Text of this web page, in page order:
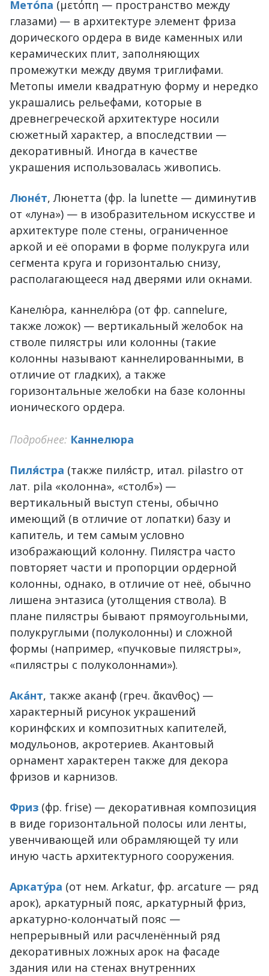
Мето́па (μετόπη — пространство между
глазами) — в архитектуре элемент фриза
дорического ордера в виде каменных или
керамических плит, заполняющих
промежутки между двумя триглифами.
Метопы имели квадратную форму и нередко
украшались рельефами, которые в
древнегреческой архитектуре носили
сюжетный характер, а впоследствии —
декоративный. Иногда в качестве
украшения использовалась живопись.
Люне́т, Люнетта (фр. la lunette — диминутив
от «луна») — в изобразительном искусстве и
архитектуре поле стены, ограниченное
аркой и её опорами в форме полукруга или
сегмента круга и горизонталью снизу,
располагающееся над дверями или окнами.
Канелю́ра, каннелю́ра (от фр. cannelure,
также ложок) — вертикальный желобок на
стволе пилястры или колонны (такие
колонны называют каннелированными, в
отличие от гладких), а также
горизонтальные желобки на базе колонны
ионического ордера.
Подробнее: Каннелюра
Пиля́стра (также пиля́стр, итал. pilastro от
лат. pila «колонна», «столб») —
вертикальный выступ стены, обычно
имеющий (в отличие от лопатки) базу и
капитель, и тем самым условно
изображающий колонну. Пилястра часто
повторяет части и пропорции ордерной
колонны, однако, в отличие от неё, обычно
лишена энтазиса (утолщения ствола). В
плане пилястры бывают прямоугольными,
полукруглыми (полуколонны) и сложной
формы (например, «пучковые пилястры»,
«пилястры с полуколоннами»).
Ака́нт, также аканф (греч. ἄκανθος) —
характерный рисунок украшений
коринфских и композитных капителей,
модульонов, акротериев. Акантовый
орнамент характерен также для декора
фризов и карнизов.
Фриз (фр. frise) — декоративная композиция
в виде горизонтальной полосы или ленты,
увенчивающей или обрамляющей ту или
иную часть архитектурного сооружения.
Аркату́ра (от нем. Arkatur, фр. arcature — ряд
арок), аркатурный пояс, аркатурный фриз,
аркатурно-колончатый пояс —
непрерывный или расчленённый ряд
декоративных ложных арок на фасаде
здания или на стенах внутренних